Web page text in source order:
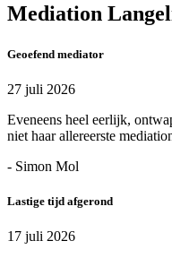
Mediation
Geoefend mediator
27 juli 2026
Eveneens heel eerlijk,
niet haar allereerste
- Simon Mol
Lastige tijd afgerond
17 juli 2026